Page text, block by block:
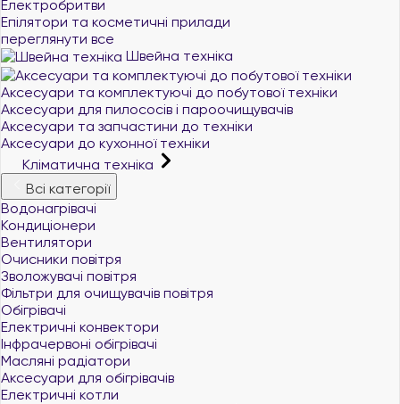
Електробритви
Епілятори та косметичні прилади
переглянути все
Швейна техніка
Аксесуари та комплектуючі до побутової техніки
Аксесуари для пилососів і пароочищувачів
Аксесуари та запчастини до техніки
Аксесуари до кухонної техніки
Кліматична техніка
Всі категорії
Водонагрівачі
Кондиціонери
Вентилятори
Очисники повітря
Зволожувачі повітря
Фільтри для очищувачів повітря
Обігрівачі
Електричні конвектори
Інфрачервоні обігрівачі
Масляні радіатори
Аксесуари для обігрівачів
Електричні котли